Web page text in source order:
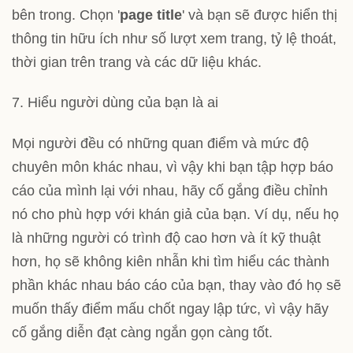
bên trong. Chọn 'page title' và bạn sẽ được hiển thị
thông tin hữu ích như số lượt xem trang, tỷ lệ thoát,
thời gian trên trang và các dữ liệu khác.
7. Hiểu người dùng của bạn là ai
Mọi người đều có những quan điểm và mức độ
chuyên môn khác nhau, vì vậy khi bạn tập hợp báo
cáo của mình lại với nhau, hãy cố gắng điều chỉnh
nó cho phù hợp với khán giả của bạn. Ví dụ, nếu họ
là những người có trình độ cao hơn và ít kỹ thuật
hơn, họ sẽ không kiên nhẫn khi tìm hiểu các thành
phần khác nhau báo cáo của bạn, thay vào đó họ sẽ
muốn thấy điểm mấu chốt ngay lập tức, vì vậy hãy
cố gắng diễn đạt càng ngắn gọn càng tốt.